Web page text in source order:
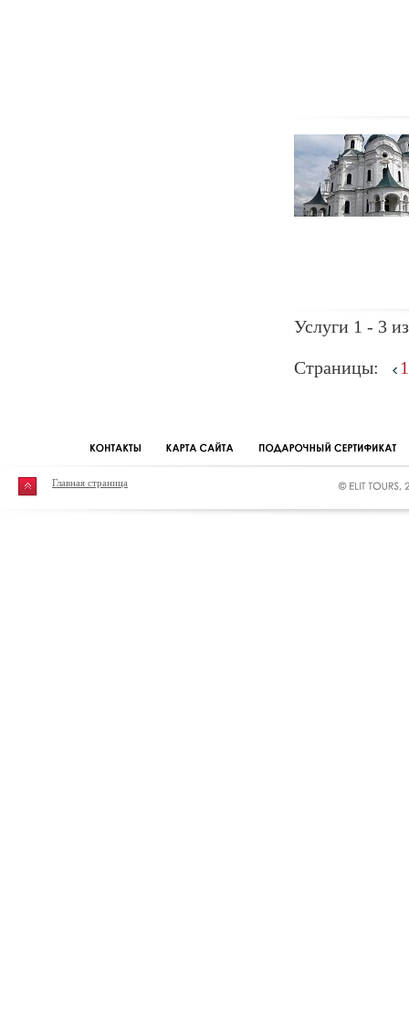
Услуги 1 - 3
Страницы: 1
Главная страница